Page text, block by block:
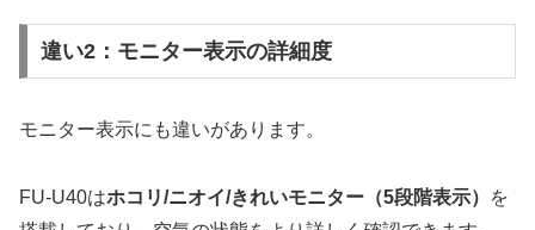
違い2：モニター表示の詳細度
モニター表示にも違いがあります。
FU-U40はホコリ/ニオイ/きれいモニター（5段階表示）
を